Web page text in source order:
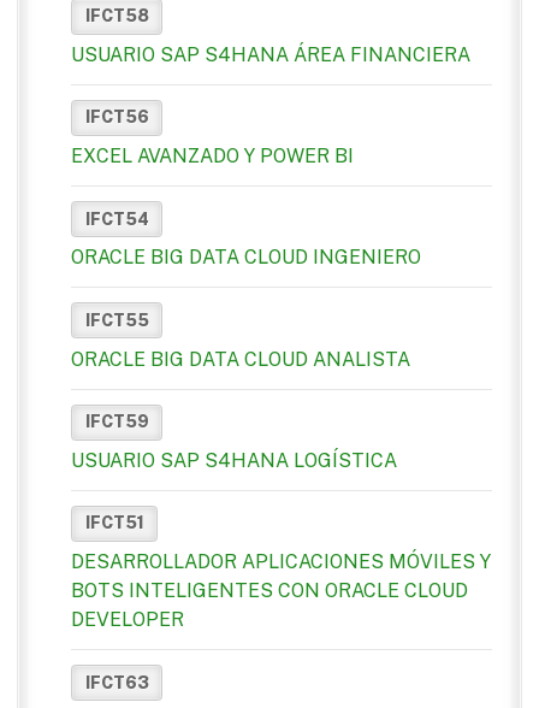
IFCT58
USUARIO SAP S4HANA ÁREA FINANCIERA
IFCT56
EXCEL AVANZADO Y POWER BI
IFCT54
ORACLE BIG DATA CLOUD INGENIERO
IFCT55
ORACLE BIG DATA CLOUD ANALISTA
IFCT59
USUARIO SAP S4HANA LOGÍSTICA
IFCT51
DESARROLLADOR APLICACIONES MÓVILES Y
BOTS INTELIGENTES CON ORACLE CLOUD
DEVELOPER
IFCT63